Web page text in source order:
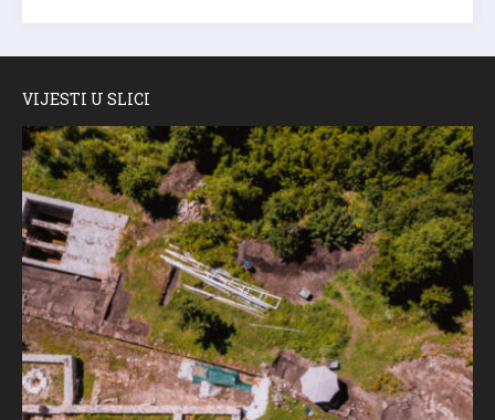
VIJESTI U SLICI